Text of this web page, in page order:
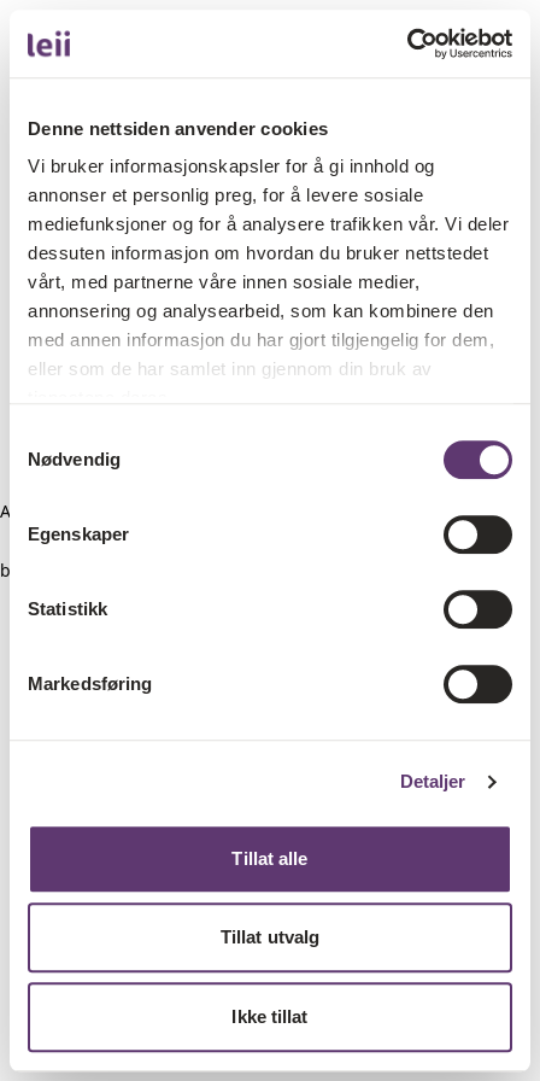
Denne nettsiden anvender cookies
Vi bruker informasjonskapsler for å gi innhold og
annonser et personlig preg, for å levere sosiale
mediefunksjoner og for å analysere trafikken vår. Vi deler
dessuten informasjon om hvordan du bruker nettstedet
vårt, med partnerne våre innen sosiale medier,
annonsering og analysearbeid, som kan kombinere den
med annen informasjon du har gjort tilgjengelig for dem,
eller som de har samlet inn gjennom din bruk av
Nødvendig
Egenskaper
Statistikk
Markedsføring
Detaljer
Tillat alle
Tillat utvalg
Ikke tillat
Application error: a client-side exception has occurred (see the
browser console for more information)